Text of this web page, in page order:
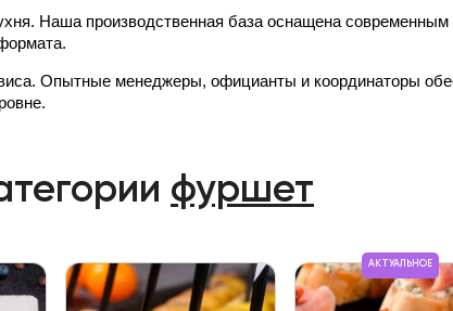
Наша производственная база оснащена
Опытные менеджеры, официанты и координаторы
фуршет
АКТУАЛЬНОЕ